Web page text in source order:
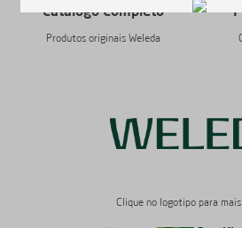
Catálogo Completo
Produtos originais Weleda
Clique no logotipo para